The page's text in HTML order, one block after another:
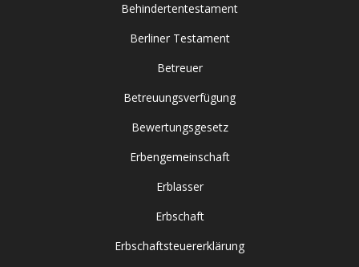
Behindertentestament
Berliner Testament
Betreuer
Betreuungsverfügung
Bewertungsgesetz
Erbengemeinschaft
Erblasser
Erbschaft
Erbschaftsteuererklärung